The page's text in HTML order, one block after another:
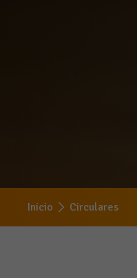
Inicio Circulares